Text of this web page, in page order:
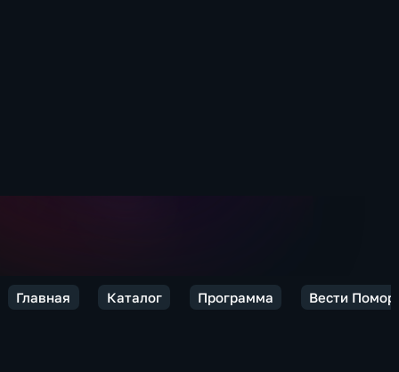
Главная Каталог Программа Вести